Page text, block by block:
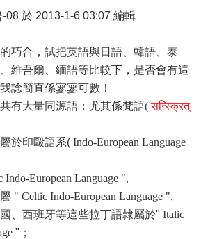
08 於 2013-1-6 03:07 編輯
巧合，試把英語與日語、韓語、泰
維吾爾、緬語等比較下，是否會有這
諗簡直係寥寥可數！
有大量同源語；尤其係梵語(सन्स्क्रित्
於印毆語系( Indo-European Language
Indo-European Language ",
" Celtic Indo-European Language ",
、西班牙等這些拉丁語隷屬於" Italic
"；